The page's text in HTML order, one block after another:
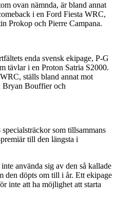
ovan nämnda, är bland annat
i en Ford Fiesta WRC,
Prokop och Pierre Campana.
enda svensk ekipage, P-G
tävlar i en Proton Satria S2000.
ställs bland annat mot
Bryan Bouffier och
som tillsammans
till den längsta i
använda sig av den så kallade
den döpts om till i år. Ett ekipage
inte att ha möjlighet att starta